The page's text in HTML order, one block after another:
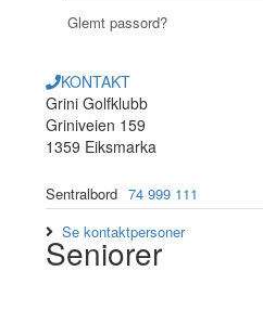
Glemt passord?
KONTAKT
Grini Golfklubb
Griniveien 159
1359 Eiksmarka
Sentralbord 74 999 111
Se kontaktpersoner
Seniorer